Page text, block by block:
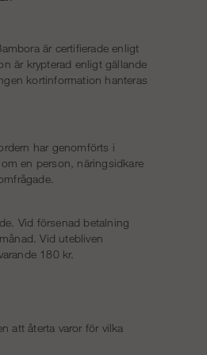
är certifierade enligt
är krypterad enligt gällande
kortinformation hanteras
har genomförts i
en person, näringsidkare
Vid försenad betalning
Vid utebliven
180 kr.
att återta varor för vilka